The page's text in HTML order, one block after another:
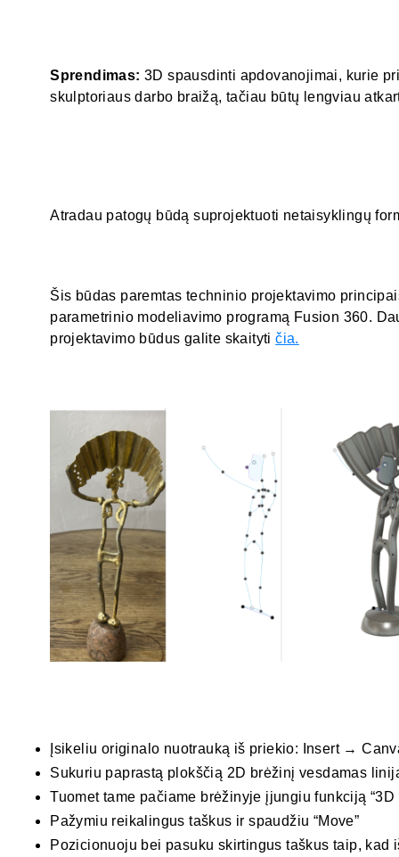
Sprendimas: 3D spausdinti apdovanojimai, kurie
skulptoriaus darbo braižą, tačiau būtų lengviau
Atradau patogų būdą suprojektuoti netaisyklingų
Šis būdas paremtas techninio projektavimo
parametrinio modeliavimo programą Fusion 360.
projektavimo būdus galite skaitytičia.
Įsikeliu originalo nuotrauką iš priekio: Insert →
Sukuriu paprastą plokščią 2D brėžinį vesdamas
Tuomet tame pačiame brėžinyje įjungiu funkciją “3D
Pažymiu reikalingus taškus ir spaudžiu “Move”
Pozicionuoju bei pasuku skirtingus taškus taip, kad